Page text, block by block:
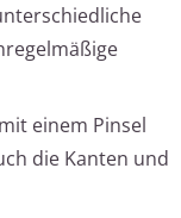
einem Pinsel
die Kanten und